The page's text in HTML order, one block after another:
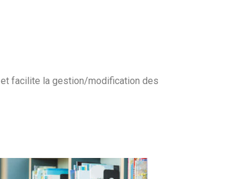
et facilite la gestion/modification des